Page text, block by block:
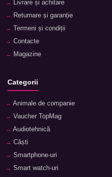
Livrare și achitare
Returnare și garanție
Termeni și condiții
Contacte
Magazine
Categorii
Animale de companie
Vaucher TopMag
Audiotehnică
Căști
Smartphone-uri
Smart watch-uri